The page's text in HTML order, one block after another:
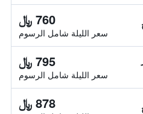
760 ﷼
سعر الليلة شامل الرسوم
795 ﷼
سعر الليلة شامل الرسوم
878 ﷼